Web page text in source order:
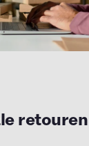
retouren